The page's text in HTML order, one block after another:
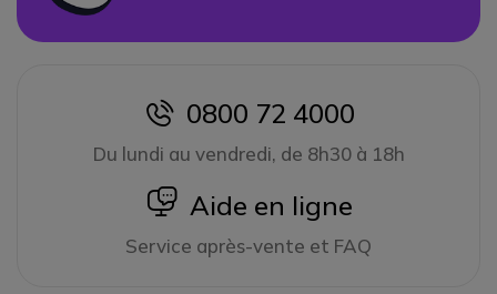
icon
0800 72 4000
Du lundi au vendredi, de 8h30 à 18h
icon
Aide en ligne
Service après-vente et FAQ